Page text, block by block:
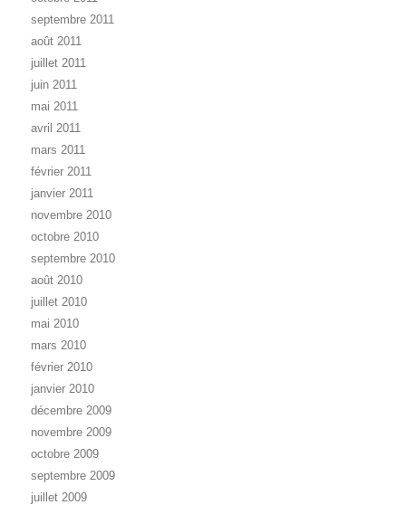
septembre 2011
août 2011
juillet 2011
juin 2011
mai 2011
avril 2011
mars 2011
février 2011
janvier 2011
novembre 2010
octobre 2010
septembre 2010
août 2010
juillet 2010
mai 2010
mars 2010
février 2010
janvier 2010
décembre 2009
novembre 2009
octobre 2009
septembre 2009
juillet 2009